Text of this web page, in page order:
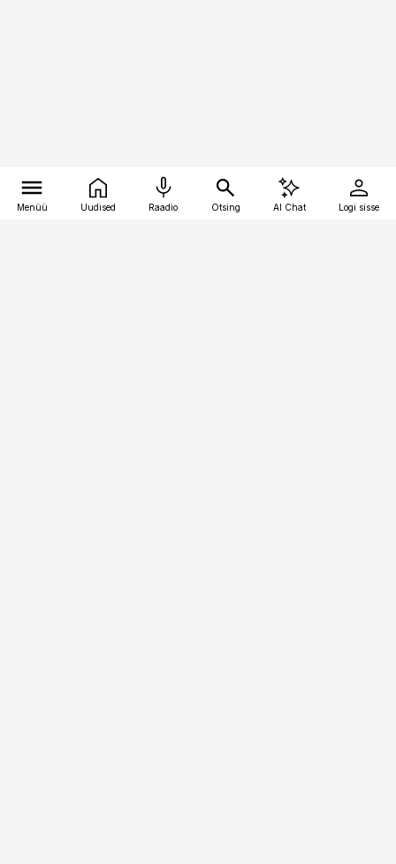
Menüü Uudised Raadio Otsing AI Chat Logi sisse